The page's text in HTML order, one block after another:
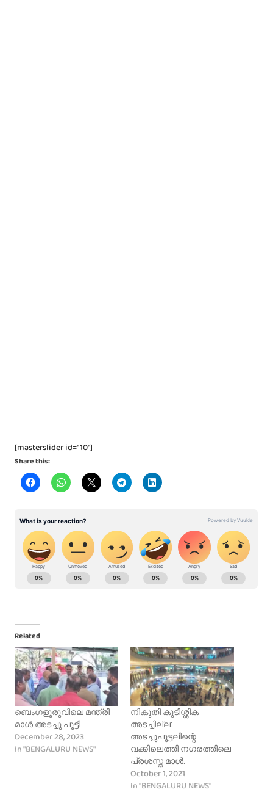
[masterslider id="10"]
Share this:
Related
ബെംഗളൂരുവിലെ മന്ത്രി
മാൾ അടച്ചു പൂട്ടി
December 28, 2023
In "BENGALURU NEWS"
നികുതി കുടിശ്ശിക
അടച്ചില്ല:
അടച്ചുപൂട്ടലിന്റെ
വക്കിലെത്തി നഗരത്തിലെ
പ്രശസ്ത മാൾ.
October 1, 2021
In "BENGALURU NEWS"